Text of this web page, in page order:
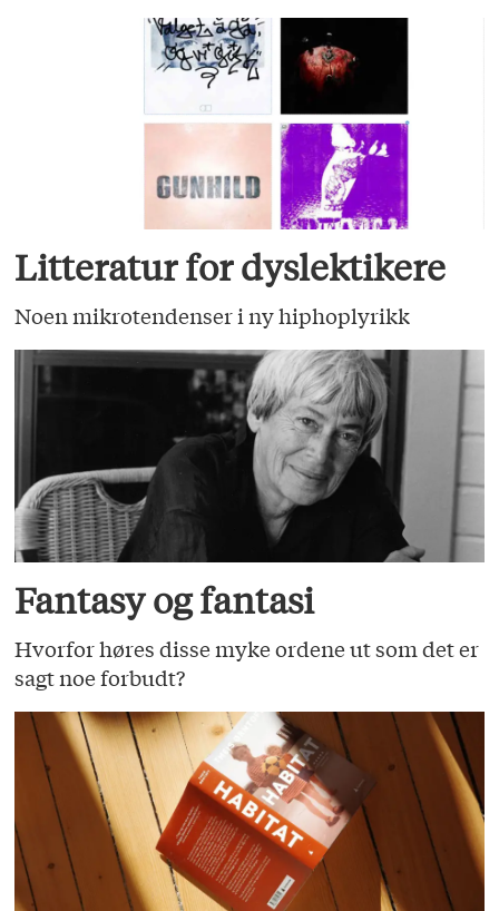
Litteratur for dyslektikere
Noen mikrotendenser i ny hiphoplyrikk
Fantasy og fantasi
Hvorfor høres disse myke ordene ut som det er
sagt noe forbudt?